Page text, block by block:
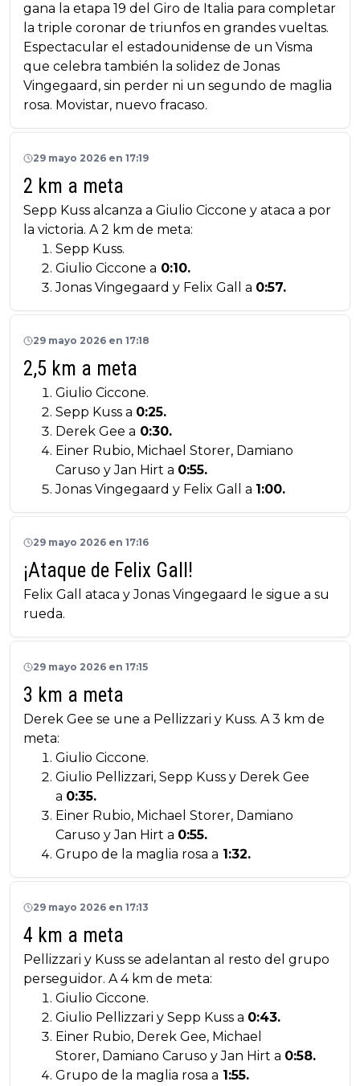
gana la etapa 19 del Giro de Italia para completar
la triple coronar de triunfos en grandes vueltas.
Espectacular el estadounidense de un Visma
que celebra también la solidez de Jonas
Vingegaard, sin perder ni un segundo de maglia
rosa. Movistar, nuevo fracaso.
29 mayo 2026 en 17:19
2 km a meta
Sepp Kuss alcanza a Giulio Ciccone y ataca a por
la victoria. A 2 km de meta:
Sepp Kuss.
Giulio Ciccone a 0:10.
Jonas Vingegaard y Felix Gall a 0:57.
29 mayo 2026 en 17:18
2,5 km a meta
Giulio Ciccone.
Sepp Kuss a 0:25.
Derek Gee a 0:30.
Einer Rubio, Michael Storer, Damiano
Caruso y Jan Hirt a 0:55.
Jonas Vingegaard y Felix Gall a 1:00.
29 mayo 2026 en 17:16
¡Ataque de Felix Gall!
Felix Gall ataca y Jonas Vingegaard le sigue a su
rueda.
29 mayo 2026 en 17:15
3 km a meta
Derek Gee se une a Pellizzari y Kuss. A 3 km de
meta:
Giulio Ciccone.
Giulio Pellizzari, Sepp Kuss y Derek Gee
a 0:35.
Einer Rubio, Michael Storer, Damiano
Caruso y Jan Hirt a 0:55.
Grupo de la maglia rosa a 1:32.
29 mayo 2026 en 17:13
4 km a meta
Pellizzari y Kuss se adelantan al resto del grupo
perseguidor. A 4 km de meta:
Giulio Ciccone.
Giulio Pellizzari y Sepp Kuss a 0:43.
Einer Rubio, Derek Gee, Michael
Storer, Damiano Caruso y Jan Hirt a 0:58.
Grupo de la maglia rosa a 1:55.